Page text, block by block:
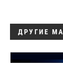
ДРУГИЕ